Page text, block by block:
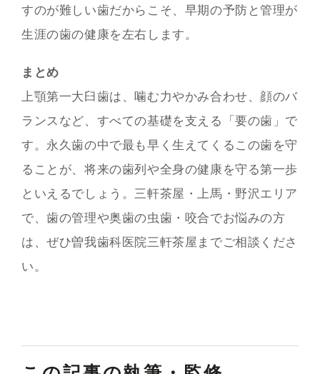
すのが難しい歯だからこそ、早期の予防と管理が
生涯の歯の健康を左右します。
まとめ
上顎第一大臼歯は、噛む力やかみ合わせ、顔のバ
ランスなど、すべての基礎を支える「要の歯」で
す。永久歯の中で最も早く生えてくるこの歯を守
ることが、将来の歯列や全身の健康を守る第一歩
といえるでしょう。三軒茶屋・上馬・野沢エリア
で、歯の管理や奥歯の虫歯・咬合でお悩みの方
は、ぜひ曽我歯科医院三軒茶屋までご相談くださ
い。